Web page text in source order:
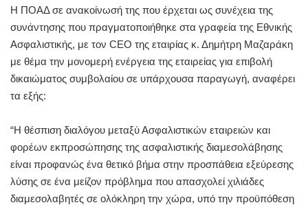
Η ΠΟΑΔ σε ανακοίνωσή της που έρχεται ως συνέχεια της
συνάντησης που πραγματοποιήθηκε στα γραφεία της Εθνικής
Ασφαλιστικής, με τον CEO της εταιρίας κ. Δημήτρη Μαζαράκη
με θέμα την μονομερή ενέργεια της εταιρείας για επιβολή
δικαιώματος συμβολαίου σε υπάρχουσα παραγωγή, αναφέρει
τα εξής:
“Η θέσπιση διαλόγου μεταξύ Ασφαλιστικών εταιρειών και
φορέων εκπροσώπησης της ασφαλιστικής διαμεσολάβησης
είναι προφανώς ένα θετικό βήμα στην προσπάθεια εξεύρεσης
λύσης σε ένα μείζον πρόβλημα που απασχολεί χιλιάδες
διαμεσολαβητές σε ολόκληρη την χώρα, υπό την προϋπόθεση